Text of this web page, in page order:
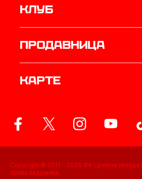
Клуб
продавница
Карте
Copyright © 2011 - 2026 ФК Црвена звезда
права задржана.